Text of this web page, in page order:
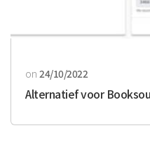
on 24/10/2022
Alternatief voor